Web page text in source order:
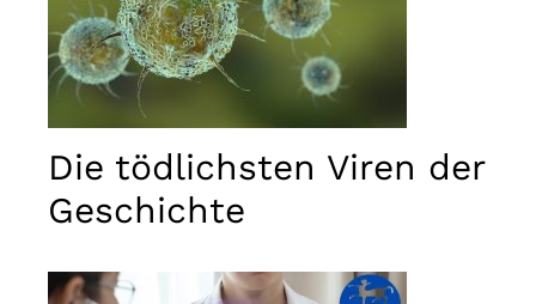
Die tödlichsten Viren der
Geschichte